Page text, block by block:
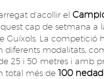
d'acollir el
cap de setmana a
Guíxols. La competició
diferents modalitats,
25 i 50 metres i amb
total més de 100